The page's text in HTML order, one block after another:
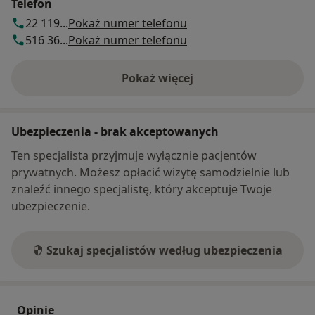
materiałów w stomatologii. Specjalizuję się w
wykonywaniu: bondingu, licówek porcelanowych,
zwarcia,korony, mosty, protetyka na implantach,
korony na implantach, mosty na implantach, All-on-4,
Współtworzę Mokotowskie Centrum Stomatologii
współpracując ze specjalistami dentystami ze
wszystkich dziedzin stomatologii wykorzystując
najnowocześniejszy sprzęt, narzędzia i materiały
najnowszej generacji.
Telefon
22 119...Pokaż numer telefonu
516 36...Pokaż numer telefonu
Pokaż więcej
o adresie
Ubezpieczenia - brak akceptowanych
Ten specjalista przyjmuje wyłącznie pacjentów
prywatnych. Możesz opłacić wizytę samodzielnie lub
znaleźć innego specjalistę, który akceptuje Twoje
ubezpieczenie.
Szukaj specjalistów według ubezpieczenia
Opinie